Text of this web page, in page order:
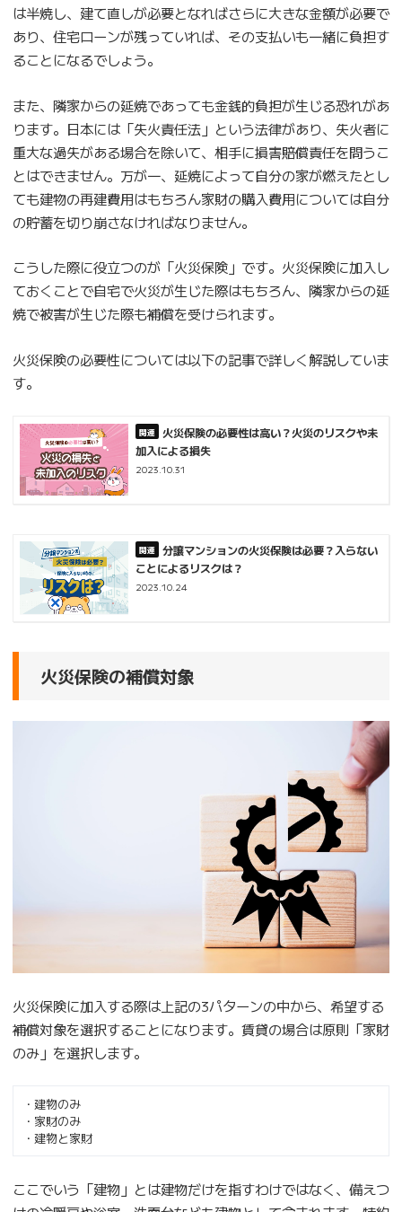
は半焼し、建て直しが必要となればさらに大きな金額が必要で
あり、住宅ローンが残っていれば、その支払いも一緒に負担す
ることになるでしょう。
また、隣家からの延焼であっても金銭的負担が生じる恐れがあ
ります。日本には「失火責任法」という法律があり、失火者に
重大な過失がある場合を除いて、相手に損害賠償責任を問うこ
とはできません。万が一、延焼によって自分の家が燃えたとし
ても建物の再建費用はもちろん家財の購入費用については自分
の貯蓄を切り崩さなければなりません。
こうした際に役立つのが「火災保険」です。火災保険に加入し
ておくことで自宅で火災が生じた際はもちろん、隣家からの延
焼で被害が生じた際も補償を受けられます。
火災保険の必要性については以下の記事で詳しく解説していま
す。
火災保険の必要性は高い？火災のリスクや未
加入による損失
2023.10.31
分譲マンションの火災保険は必要？入らない
ことによるリスクは？
2023.10.24
火災保険の補償対象
火災保険に加入する際は上記の3パターンの中から、希望する
補償対象を選択することになります。賃貸の場合は原則「家財
のみ」を選択します。
・建物のみ
・家財のみ
・建物と家財
ここでいう「建物」とは建物だけを指すわけではなく、備えつ